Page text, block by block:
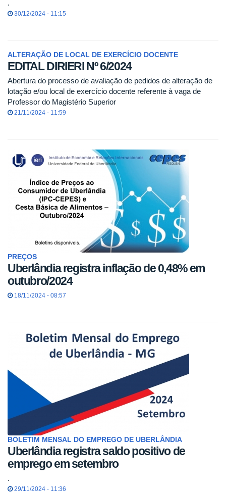
.
30/12/2024 - 11:15
ALTERAÇÃO DE LOCAL DE EXERCÍCIO DOCENTE
EDITAL DIRIERI Nº 6/2024
Abertura do processo de avaliação de pedidos de alteração de
lotação e/ou local de exercício docente referente à vaga de
Professor do Magistério Superior
21/11/2024 - 11:59
PREÇOS
Uberlândia registra inflação de 0,48% em
outubro/2024
18/11/2024 - 08:57
BOLETIM MENSAL DO EMPREGO DE UBERLÂNDIA
Uberlândia registra saldo positivo de
emprego em setembro
.
29/11/2024 - 11:36